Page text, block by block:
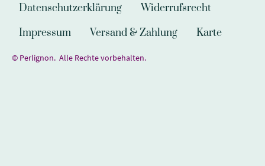
Datenschutzerklärung
Widerrufsrecht
Impressum
Versand & Zahlung Karte
© Perlignon. Alle Rechte vorbehalten.